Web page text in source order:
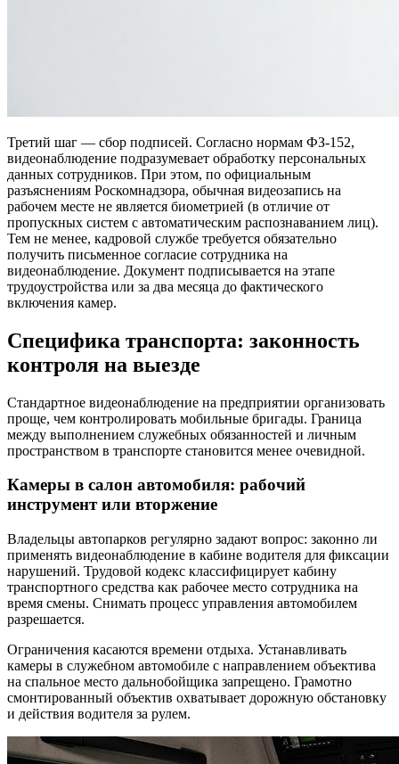
Третий шаг — сбор подписей. Согласно нормам ФЗ-152,
видеонаблюдение подразумевает обработку персональных
данных сотрудников. При этом, по официальным
разъяснениям Роскомнадзора, обычная видеозапись на
рабочем месте не является биометрией (в отличие от
пропускных систем с автоматическим распознаванием лиц).
Тем не менее, кадровой службе требуется обязательно
получить письменное согласие сотрудника на
видеонаблюдение. Документ подписывается на этапе
трудоустройства или за два месяца до фактического
включения камер.
Специфика транспорта: законность
контроля на выезде
Стандартное видеонаблюдение на предприятии организовать
проще, чем контролировать мобильные бригады. Граница
между выполнением служебных обязанностей и личным
пространством в транспорте становится менее очевидной.
Камеры в салон автомобиля: рабочий
инструмент или вторжение
Владельцы автопарков регулярно задают вопрос: законно ли
применять видеонаблюдение в кабине водителя для фиксации
нарушений. Трудовой кодекс классифицирует кабину
транспортного средства как рабочее место сотрудника на
время смены. Снимать процесс управления автомобилем
разрешается.
Ограничения касаются времени отдыха. Устанавливать
камеры в служебном автомобиле с направлением объектива
на спальное место дальнобойщика запрещено. Грамотно
смонтированный объектив охватывает дорожную обстановку
и действия водителя за рулем.